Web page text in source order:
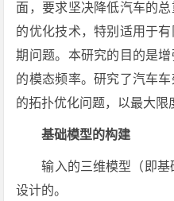
面，要求坚决降低汽车的
的优化技术，特别适用于
期问题。本研究的目的是
的模态频率。研究了汽车
的拓扑优化问题，以最大限
基础模型的构建
输入的三维模型（即
设计的。